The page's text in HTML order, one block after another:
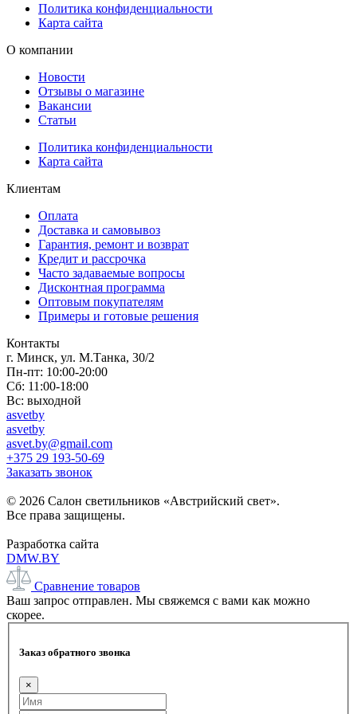
Политика конфиденциальности
Карта сайта
О компании
Новости
Отзывы о магазине
Вакансии
Статьи
Политика конфиденциальности
Карта сайта
Клиентам
Оплата
Доставка и самовывоз
Гарантия, ремонт и возврат
Кредит и рассрочка
Часто задаваемые вопросы
Дисконтная программа
Оптовым покупателям
Примеры и готовые решения
Контакты
г. Минск, ул. М.Танка, 30/2
Пн-пт: 10:00-20:00
Сб: 11:00-18:00
Вс: выходной
asvetby
asvetby
asvet.by@gmail.com
+375 29 193-50-69
Заказать звонок
© 2026 Салон светильников «Австрийский свет».
Все права защищены.
Разработка сайта
DMW.BY
Сравнение товаров
Ваш запрос отправлен. Мы свяжемся с вами как можно
скорее.
Заказ обратного звонка
×